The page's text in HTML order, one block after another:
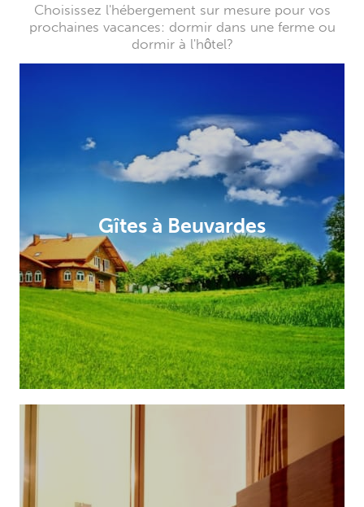
Choisissez l'hébergement sur mesure pour vos
prochaines vacances: dormir dans une ferme ou
dormir à l'hôtel?
Gîtes à Beuvardes